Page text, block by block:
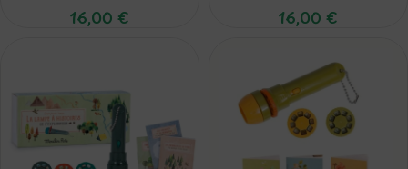
16,00 € 16,00 €